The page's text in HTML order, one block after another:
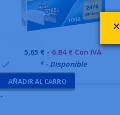
Precio
5,65 € - 6.84 € Con IVA
 * - Disponible
AÑADIR AL CARRO
-
×